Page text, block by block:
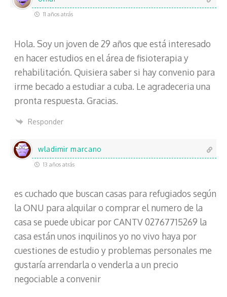
11 años atrás
Hola. Soy un joven de 29 años que está interesado
en hacer estudios en el área de fisioterapia y
rehabilitación. Quisiera saber si hay convenio para
irme becado a estudiar a cuba. Le agradeceria una
pronta respuesta. Gracias.
Responder
wladimir marcano
13 años atrás
es cuchado que buscan casas para refugiados según
la ONU para alquilar o comprar el numero de la
casa se puede ubicar por CANTV 02767715269 la
casa están unos inquilinos yo no vivo haya por
cuestiones de estudio y problemas personales me
gustaría arrendarla o venderla a un precio
negociable a convenir